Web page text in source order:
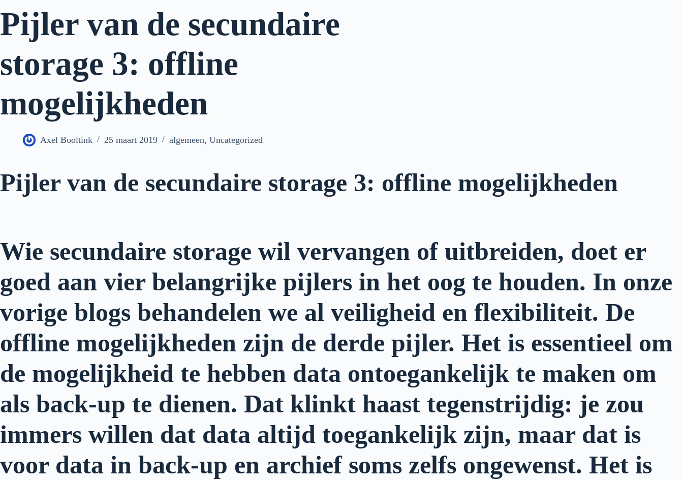
Pijler van de secundaire
storage 3: offline
mogelijkheden
Axel Booltink 25 maart 2019 algemeen, Uncategorized
Pijler van de secundaire storage 3: offline mogelijkheden
Wie secundaire storage wil vervangen of uitbreiden, doet er
goed aan vier belangrijke pijlers in het oog te houden. In onze
vorige blogs behandelen we al veiligheid en flexibiliteit. De
offline mogelijkheden zijn de derde pijler. Het is essentieel om
de mogelijkheid te hebben data ontoegankelijk te maken om
als back-up te dienen. Dat klinkt haast tegenstrijdig: je zou
immers willen dat data altijd toegankelijk zijn, maar dat is
voor data in back-up en archief soms zelfs ongewenst. Het is